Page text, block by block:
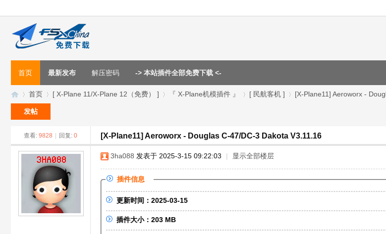
首页 最新发布 解压密码 -> 本站插件全部免费下载 <-
首页
›
[ X-Plane 11/X-Plane 12（免费） ]
›
『 X-Plane机模插件 』
›
[ 民航客机 ]
›
[X-Plane11] Aeroworx -
发帖
查看: 9828 回复: 0 [X-Plane11] Aeroworx - Douglas C-47/DC-3 Dakota V3.11.16
3ha088 发表于 2025-3-15 09:22:03 | 显示全部楼层
插件信息
更新时间：2025-03-15
插件大小：203 MB